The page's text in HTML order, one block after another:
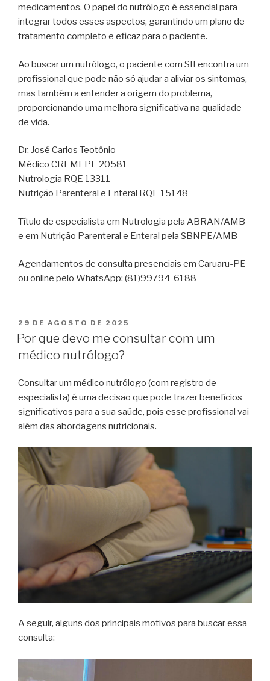
medicamentos. O papel do nutrólogo é essencial para
integrar todos esses aspectos, garantindo um plano de
tratamento completo e eficaz para o paciente.
Ao buscar um nutrólogo, o paciente com SII encontra um
profissional que pode não só ajudar a aliviar os sintomas,
mas também a entender a origem do problema,
proporcionando uma melhora significativa na qualidade
de vida.
Dr. José Carlos Teotônio
Médico CREMEPE 20581
Nutrologia RQE 13311
Nutrição Parenteral e Enteral RQE 15148
Título de especialista em Nutrologia pela ABRAN/AMB
e em Nutrição Parenteral e Enteral pela SBNPE/AMB
Agendamentos de consulta presenciais em Caruaru-PE
ou online pelo WhatsApp: (81)99794-6188
29 DE AGOSTO DE 2025
Por que devo me consultar com um
médico nutrólogo?
Consultar um médico nutrólogo (com registro de
especialista) é uma decisão que pode trazer benefícios
significativos para a sua saúde, pois esse profissional vai
além das abordagens nutricionais.
A seguir, alguns dos principais motivos para buscar essa
consulta: